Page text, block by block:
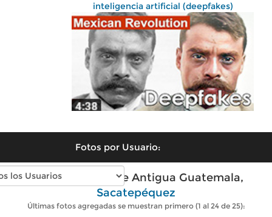
inteligencia artificial (deepfakes)
Fotos por Usuario:
Fotos antiguas de Antigua Guatemala,
Sacatepéquez
Últimas fotos agregadas se muestran primero (1 al 24 de 25):